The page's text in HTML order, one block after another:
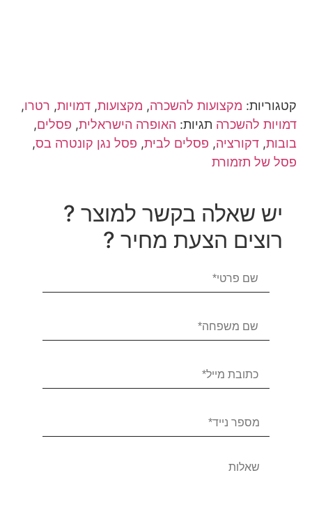
קטגוריות: מקצועות להשכרה, מקצועות,דמויות, רטרו,
דמויות להשכרה תגיות: האופרה הישראלית, פסלים,
בובות,דקורציה, פסלים לבית, פסל נגן קונטרה בס,
פסל של תזמורת
יש שאלה בקשר למוצר ?
רוצים הצעת מחיר ?